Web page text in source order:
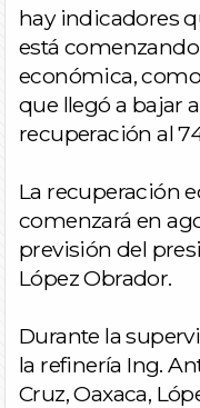
hay indicadores
está
económica,
que llegó a bajar
recuperación al
La recuperación
comenzará en
previsión del
López Obrador.
Durante la
la refinería Ing.
Cruz, Oaxaca,